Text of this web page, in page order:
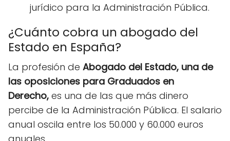
jurídico para la Administración Pública.
¿Cuánto cobra un abogado del
Estado en España?
La profesión de Abogado del Estado, una de
las oposiciones para Graduados en
Derecho, es una de las que más dinero
percibe de la Administración Pública. El salario
anual oscila entre los 50.000 y 60.000 euros